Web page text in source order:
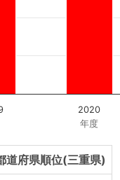
年度
2020
道府県順位(三重県)